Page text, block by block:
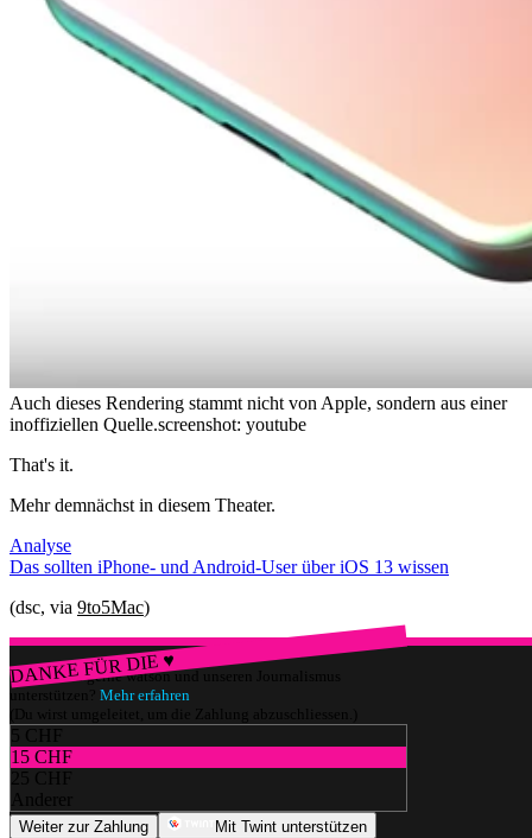
Auch dieses Rendering stammt nicht von Apple, sondern aus einer
inoffiziellen Quelle.screenshot: youtube
That's it.
Mehr demnächst in diesem Theater.
Analyse
Das sollten iPhone- und Android-User über iOS 13 wissen
(dsc, via 9to5Mac)
DANKE FÜR DIE ♥
Würdest du gerne watson und unseren Journalismus
unterstützen? Mehr erfahren
(Du wirst umgeleitet, um die Zahlung abzuschliessen.)
5 CHF
15 CHF
25 CHF
Anderer
Weiter zur Zahlung
Mit Twint unterstützen